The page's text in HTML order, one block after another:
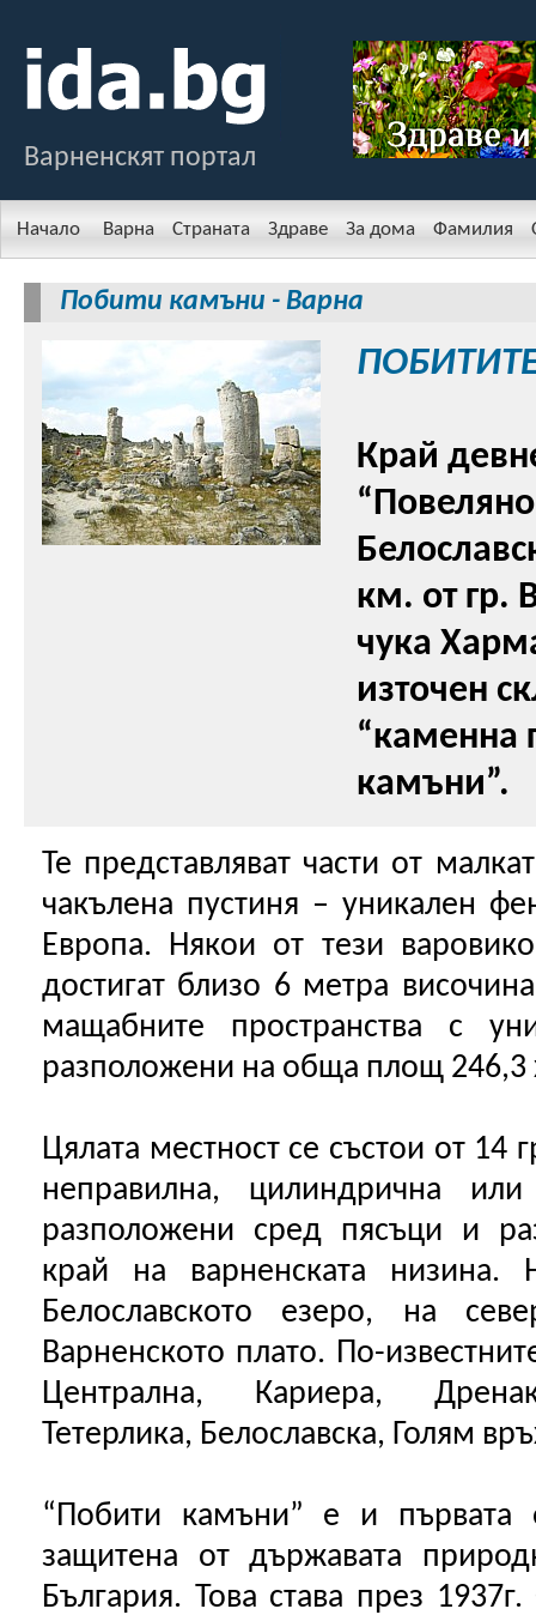
Варненскят портал
Начало Варна Страната Здраве За дома Фамилия
Побити камъни - Варна
Край
км. от гр.
чука
източен
“каменна
камъни”.
Те представляват части от
чакълена пустиня – уникален
Европа. Някои от тези
достигат близо 6 метра
мащабните пространства с
разположени на обща площ 246,3
Цялата местност се състои от 14
неправилна, цилиндрична
разположени сред пясъци и
край на варненската
Белославското езеро, на
Варненското плато. По-
Централна, Кариера,
Тетерлика, Белославска, Голям
“Побити камъни” е и първата
защитена от държавата
България. Това става през